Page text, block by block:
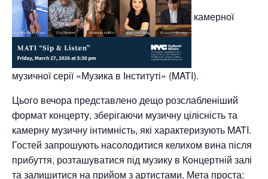
камерної
музичної серії «Музика в Інституті» (MATI).
Цього вечора представлено дещо розслабленіший
формат концерту, зберігаючи музичну цілісність та
камерну музичну інтимність, які характеризують MATI.
Гостей запрошують насолодитися келихом вина після
прибуття, розташуватися під музику в Концертній залі
та залишитися на прийом з артистами. Мета проста: